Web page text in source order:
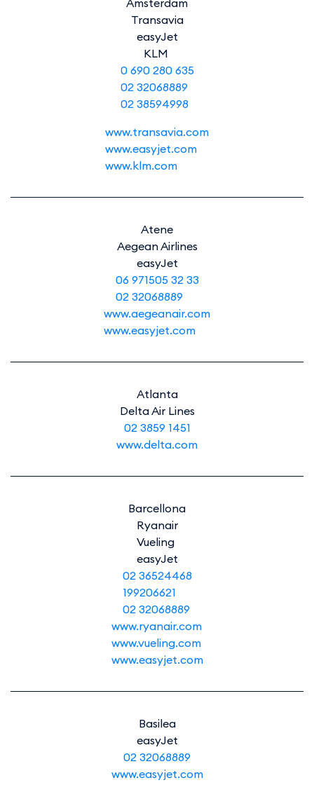
Transavia
easyJet
KLM
0 690 280 635
02 32068889
02 38594998
www.transavia.com
www.easyjet.com
www.klm.com
Atene
Aegean Airlines
easyJet
06 971505 32 33
02 32068889
www.aegeanair.com
www.easyjet.com
Atlanta
Delta Air Lines
02 3859 1451
www.delta.com
Barcellona
Ryanair
Vueling
easyJet
02 36524468
199206621
02 32068889
www.ryanair.com
www.vueling.com
www.easyjet.com
Basilea
easyJet
02 32068889
www.easyjet.com